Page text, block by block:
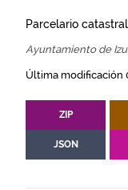
Parcelario
Ayuntamiento de
Última modificación
ZIP
JSON